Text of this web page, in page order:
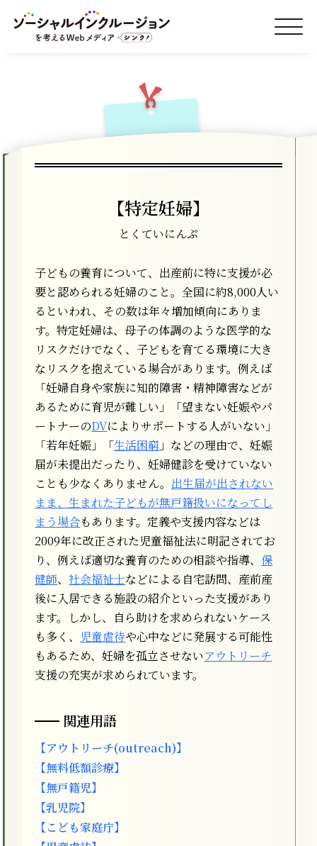
【特定妊婦】
とくていにんぷ
子どもの養育について、出産前に特に支援が必
要と認められる妊婦のこと。全国に約8,000人い
るといわれ、その数は年々増加傾向にありま
す。特定妊婦は、母子の体調のような医学的な
リスクだけでなく、子どもを育てる環境に大き
なリスクを抱えている場合があります。例えば
「妊婦自身や家族に知的障害・精神障害などが
あるために育児が難しい」「望まない妊娠やパ
ートナーのDVによりサポートする人がいない」
「若年妊娠」「生活困窮 」などの理由で、妊娠
届が未提出だったり、妊婦健診を受けていない
ことも少なくありません。 出生届が出されない
まま、生まれた子どもが無戸籍扱いになってし
まう場合もあります。定義や支援内容などは
2009年に改正された児童福祉法に明記されてお
り、例えば適切な養育のための相談や指導、 保
健師、社会福祉士などによる自宅訪問、産前産
後に入居できる施設の紹介といった支援があり
ます。しかし、自ら助けを求められないケース
も多く、
児童虐待や心中などに発展する可能性
もあるため、妊婦を孤立させないアウトリーチ
支援の充実が求められています。
関連用語
【アウトリーチ(outreach)】
【無料低額診療】
【無戸籍児】
【乳児院】
【こども家庭庁】